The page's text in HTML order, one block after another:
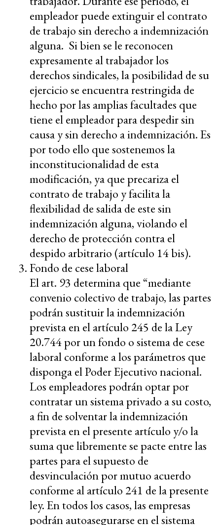
empleador puede extinguir el contrato
de trabajo sin derecho a indemnización
alguna. Si bien se le reconocen
expresamente al trabajador los
derechos sindicales, la posibilidad de su
ejercicio se encuentra restringida de
hecho por las amplias facultades que
tiene el empleador para despedir sin
causa y sin derecho a indemnización. Es
por todo ello que sostenemos la
inconstitucionalidad de esta
modificación, ya que precariza el
contrato de trabajo y facilita la
flexibilidad de salida de este sin
indemnización alguna, violando el
derecho de protección contra el
despido arbitrario (artículo 14 bis).
Fondo de cese laboral
El art. 93 determina que “mediante
convenio colectivo de trabajo, las partes
podrán sustituir la indemnización
prevista en el artículo 245 de la Ley
20.744 por un fondo o sistema de cese
laboral conforme a los parámetros que
disponga el Poder Ejecutivo nacional.
Los empleadores podrán optar por
contratar un sistema privado a su costo,
a fin de solventar la indemnización
prevista en el presente artículo y/o la
suma que libremente se pacte entre las
partes para el supuesto de
desvinculación por mutuo acuerdo
conforme al artículo 241 de la presente
ley. En todos los casos, las empresas
podrán autoasegurarse en el sistema